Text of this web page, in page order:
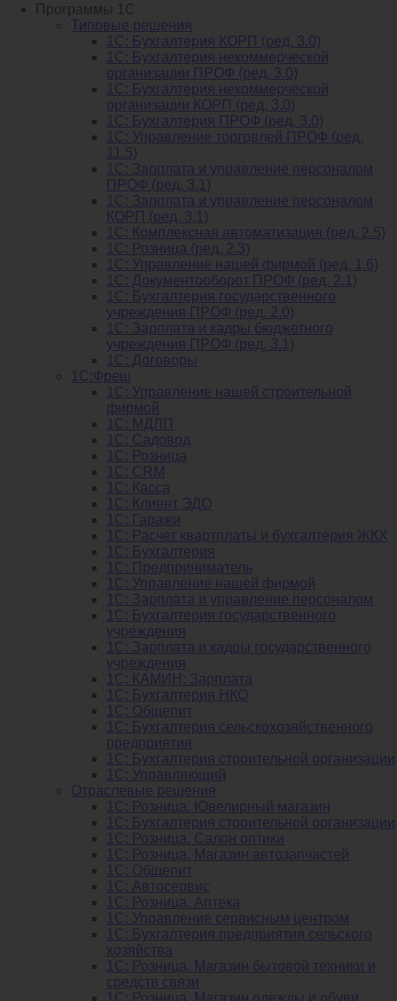
Программы 1С
Типовые решения
1C: Бухгалтерия КОРП (ред. 3.0)
1С: Бухгалтерия некоммерческой
организации ПРОФ (ред. 3.0)
1С: Бухгалтерия некоммерческой
организации КОРП (ред. 3.0)
1C: Бухгалтерия ПРОФ (ред. 3.0)
1C: Управление торговлей ПРОФ (ред.
11.5)
1C: Зарплата и управление персоналом
ПРОФ (ред. 3.1)
1C: Зарплата и управление персоналом
КОРП (ред. 3.1)
1C: Комплексная автоматизация (ред. 2.5)
1С: Розница (ред. 2.3)
1С: Управление нашей фирмой (ред. 1.6)
1С: Документооборот ПРОФ (ред. 2.1)
1C: Бухгалтерия государственного
учреждения ПРОФ (ред. 2.0)
1C: Зарплата и кадры бюджетного
учреждения ПРОФ (ред. 3.1)
1С: Договоры
1С:Фреш
1С: Управление нашей строительной
фирмой
1С: МДЛП
1С: Садовод
1С: Розница
1C: CRM
1C: Касса
1С: Клиент ЭДО
1С: Гаражи
1C: Расчет квартплаты и бухгалтерия ЖКХ
1C: Бухгалтерия
1C: Предприниматель
1C: Управление нашей фирмой
1C: Зарплата и управление персоналом
1C: Бухгалтерия государственного
учреждения
1C: Зарплата и кадры государственного
учреждения
1C: КАМИН: Зарплата
1C: Бухгалтерия НКО
1С: Общепит
1С: Бухгалтерия сельскохозяйст­венного
предприятия
1С: Бухгалтерия строительной организации
1С: Управляющий
Отраслевые решения
1С: Розница. Ювелирный магазин
1С: Бухгалтерия строительной организации
1С: Розница. Салон оптики
1С: Розница. Магазин автозапчастей
1C: Общепит
1С: Автосервис
1С: Розница. Аптека
1С: Управление сервисным центром
1С: Бухгалтерия предприятия сельского
хозяйства
1С: Розница. Магазин бытовой техники и
средств связи
1С: Розница. Магазин одежды и обуви